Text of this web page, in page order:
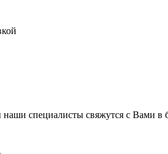
специалисты свяжутся с Вами